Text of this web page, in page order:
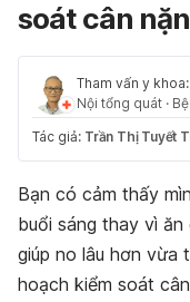
soát cân
Tham vấn y khoa:
Nội tổng quát ·
Tác giả: Trần Thị Tuyết
Bạn có cảm thấy
buổi sáng thay vì
giúp no lâu hơn
hoạch kiểm soát